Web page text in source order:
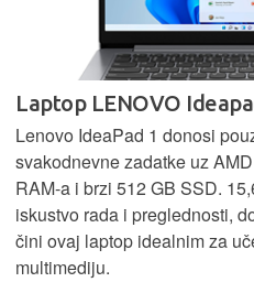
Laptop LENOVO
Lenovo IdeaPad 1 donosi
svakodnevne zadatke uz
RAM-a i brzi 512 GB SSD.
iskustvo rada i preglednosti,
čini ovaj laptop idealnim za
multimediju.